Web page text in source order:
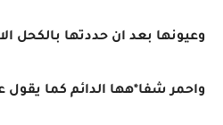
وعيونها بعد ان حددتها بالكحل
واحمر شفا*هها الدائم كما يقول